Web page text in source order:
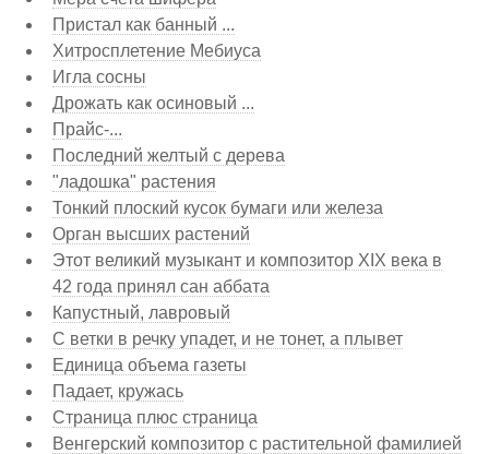
Пристал как банный ...
Хитросплетение Мебиуса
Игла сосны
Дрожать как осиновый ...
Прайс-...
Последний желтый с дерева
"ладошка" растения
Тонкий плоский кусок бумаги или железа
Орган высших растений
Этот великий музыкант и композитор XIX века в
42 года принял сан аббата
Капустный, лавровый
С ветки в речку упадет, и не тонет, а плывет
Единица объема газеты
Падает, кружась
Страница плюс страница
Венгерский композитор с растительной фамилией